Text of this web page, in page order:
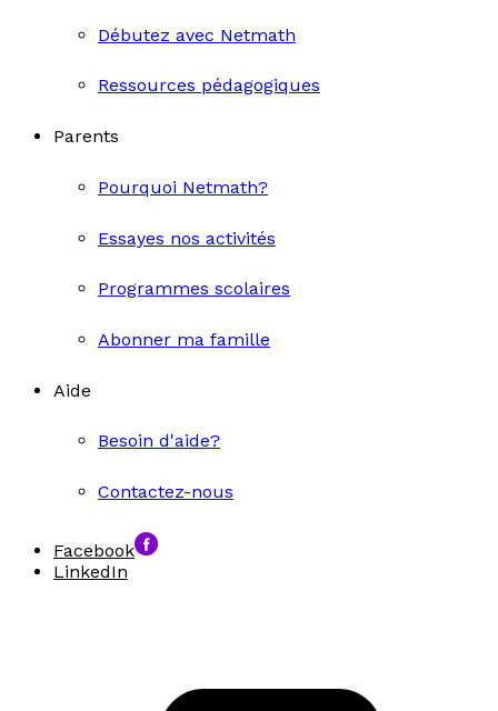
Débutez avec Netmath
Ressources pédagogiques
Parents
Pourquoi Netmath?
Essayes nos activités
Programmes scolaires
Abonner ma famille
Aide
Besoin d'aide?
Contactez-nous
Facebook
LinkedIn